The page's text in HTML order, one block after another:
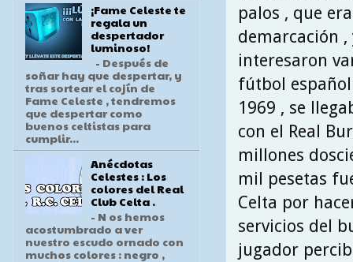
palos , que
demarcación
interesaron
fútbol español
1969 , se
con el Real
millones
mil pesetas
Celta por
servicios del
jugador
¡Fame Celeste te
regala un
despertador
luminoso!
- Después de
soñar hay que despertar, y
tras sortear el cojín de
Fame Celeste , tendremos
que despertar como
buenos celtistas para
cumplir...
Anécdotas
Celestes : Los
colores del Real
Club Celta .
- N os hemos
acostumbrado a ver
nuestro escudo ornado con
muchos colores : negro ,